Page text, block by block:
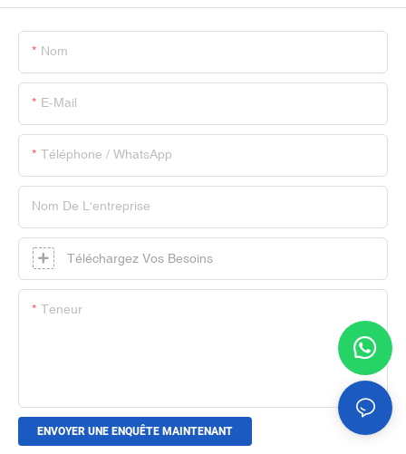
Nom
E-Mail
Téléphone / WhatsApp
Nom De L'entreprise
Téléchargez Vos Besoins
Teneur
ENVOYER UNE ENQUÊTE MAINTENANT